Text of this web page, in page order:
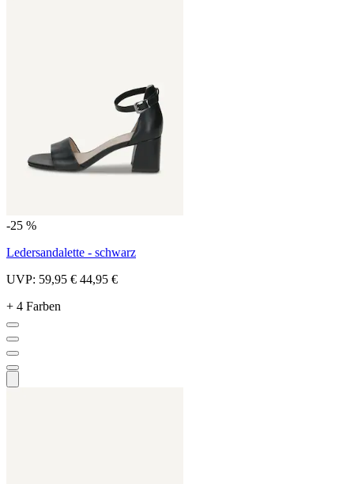
-25 %
Ledersandalette - schwarz
UVP: 59,95 € 44,95 €
+ 4 Farben